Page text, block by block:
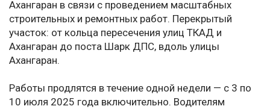
Ахангаран в связи с проведением масштабных
строительных и ремонтных работ. Перекрытый
участок: от кольца пересечения улиц ТКАД и
Ахангаран до поста Шарк ДПС, вдоль улицы
Ахангаран.
Работы продлятся в течение одной недели — с 3 по
10 июля 2025 года включительно. Водителям